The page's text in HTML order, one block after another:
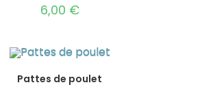
6,00 €
Pattes de poulet